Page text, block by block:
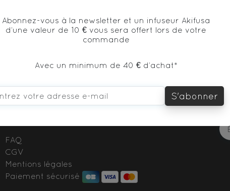
Abonnez-vous à la newsletter et un infuseur Akifusa
d’une valeur de 10 € vous sera offert lors de votre
commande
Avec un minimum de 40 € d’achat*
S'abonner
Paiement sécurisé
FAQ
CGV
Mentions légales
Paiement sécurisé